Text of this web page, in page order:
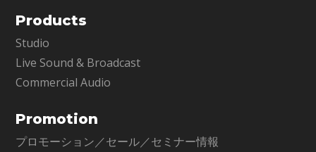
Products
Studio
Live Sound & Broadcast
Commercial Audio
Promotion
プロモーション／セール／セミナー情報